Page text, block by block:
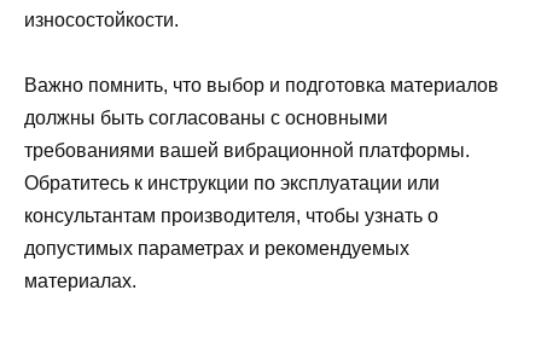
износостойкости.
Важно помнить, что выбор и подготовка материалов
должны быть согласованы с основными
требованиями вашей вибрационной платформы.
Обратитесь к инструкции по эксплуатации или
консультантам производителя, чтобы узнать о
допустимых параметрах и рекомендуемых
материалах.